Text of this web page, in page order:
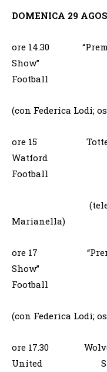
DOMENICA 29
ore 14.30
Show”
(con Federica Lodi;
ore 15
ore 17
Show”
(con Federica Lodi;
ore 17.30
United Sky